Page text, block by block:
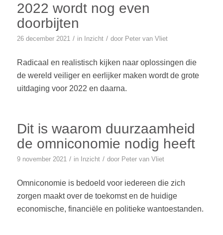
2022 wordt nog even
doorbijten
26 december 2021 / in Inzicht / door Peter van Vliet
Radicaal en realistisch kijken naar oplossingen die
de wereld veiliger en eerlijker maken wordt de grote
uitdaging voor 2022 en daarna.
Dit is waarom duurzaamheid
de omniconomie nodig heeft
9 november 2021 / in Inzicht / door Peter van Vliet
Omniconomie is bedoeld voor iedereen die zich
zorgen maakt over de toekomst en de huidige
economische, financiële en politieke wantoestanden.